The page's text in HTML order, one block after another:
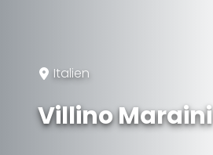
Italien
Villino Maraini